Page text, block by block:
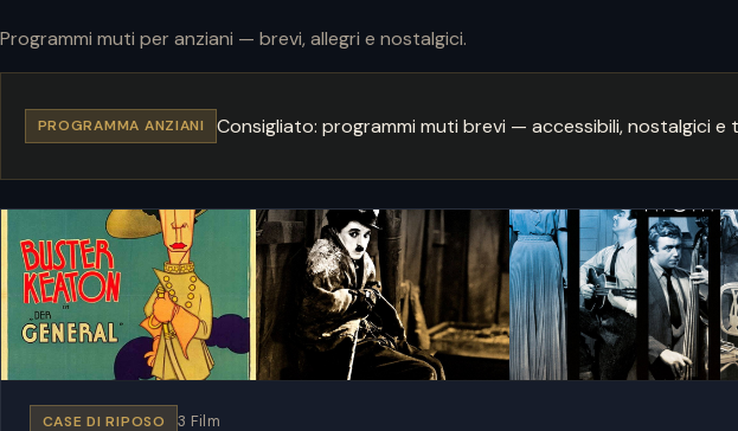
Programmi muti per anziani — brevi, allegri e nostalgici.
PROGRAMMA ANZIANI Consigliato: programmi muti brevi — accessibili, nostalgici e
CASE DI RIPOSO 3 Film